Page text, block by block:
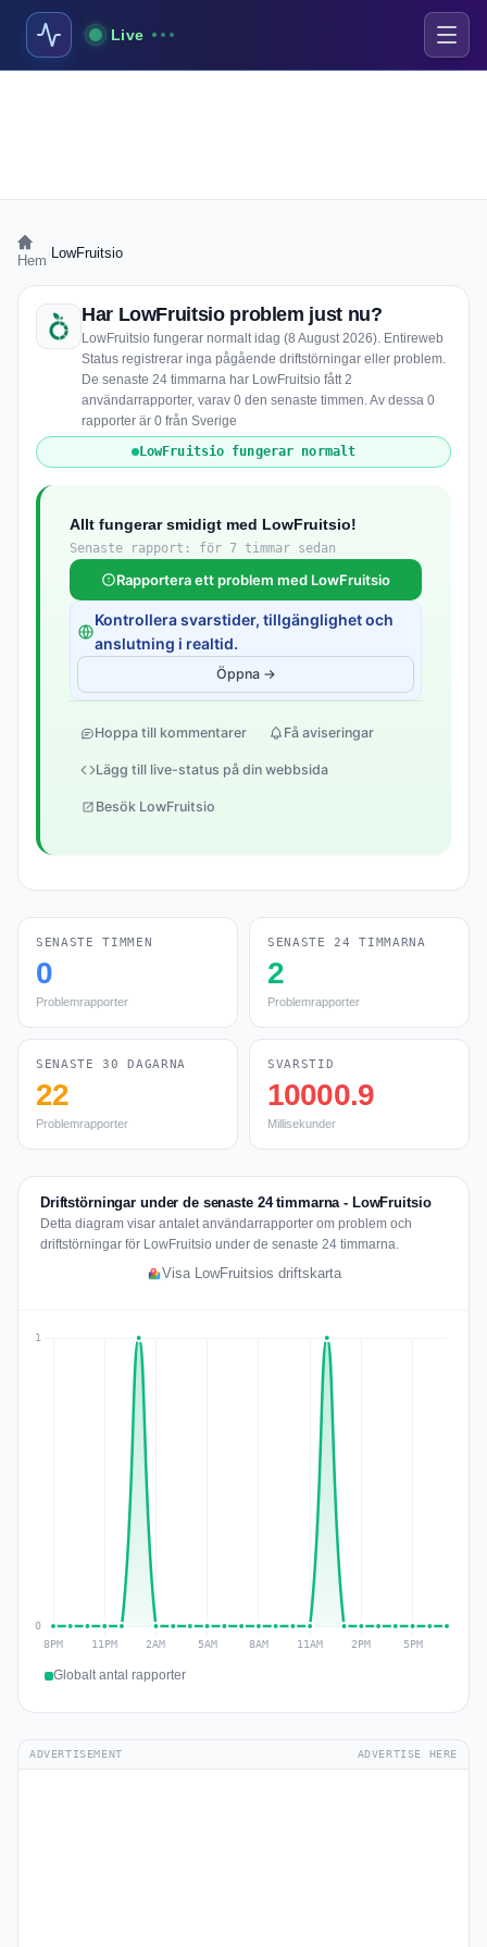
Live
Hem LowFruitsio
Har LowFruitsio problem just nu?
LowFruitsio fungerar normalt idag (8 August 2026). Entireweb
Status registrerar inga pågående driftstörningar eller problem.
De senaste 24 timmarna har LowFruitsio fått 2
användarrapporter, varav 0 den senaste timmen. Av dessa 0
rapporter är 0 från Sverige
LowFruitsio fungerar normalt
Allt fungerar smidigt med LowFruitsio!
Senaste rapport: för 7 timmar sedan
Rapportera ett problem med LowFruitsio
Kontrollera svarstider, tillgänglighet och
anslutning i realtid.
Öppna →
Hoppa till kommentarer Få aviseringar
Lägg till live-status på din webbsida
Besök LowFruitsio
SENASTE TIMMEN
0
Problemrapporter
SENASTE 24 TIMMARNA
2
Problemrapporter
SENASTE 30 DAGARNA
22
Problemrapporter
SVARSTID
10000.9
Millisekunder
Driftstörningar under de senaste 24 timmarna - LowFruitsio
Detta diagram visar antalet användarrapporter om problem och
driftstörningar för LowFruitsio under de senaste 24 timmarna.
Visa LowFruitsios driftskarta
Globalt antal rapporter
ADVERTISEMENT ADVERTISE HERE